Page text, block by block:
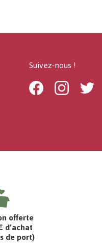
Suivez-nous !
FacebookInstagram
offerte
d’achat
de port)